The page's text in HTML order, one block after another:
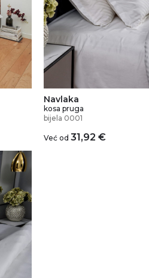
Navlaka
kosa pruga
bijela 0001
Već od 31,92 €